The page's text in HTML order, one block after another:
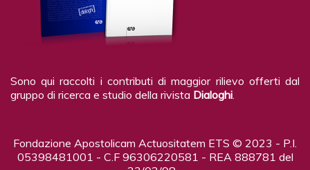
Sono qui raccolti i contributi di maggior rilievo offerti dal
gruppo di ricerca e studio della rivista Dialoghi
Fondazione Apostolicam Actuositatem ETS © 2023 - P.I.
05398481001 - C.F 96306220581 - REA 888781 del